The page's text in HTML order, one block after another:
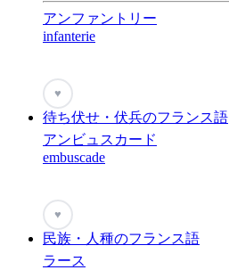
アンファントリー
infanterie
♥
待ち伏せ・伏兵のフランス語
アンビュスカード
embuscade
♥
民族・人種のフランス語
ラース